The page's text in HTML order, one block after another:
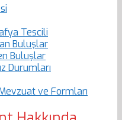
Tescili
Buluşlar
Buluşlar
Durumları
ve Formları